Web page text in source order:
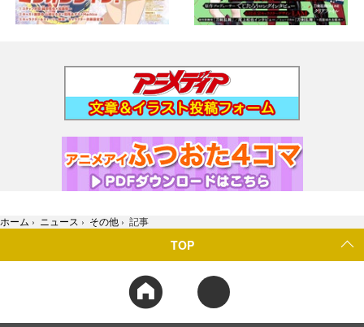
ホーム › ニュース › その他 › 記事
TOP